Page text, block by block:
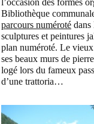
l’occasion des formes
Bibliothèque
parcours numéroté
sculptures et peintures
plan numéroté. Le
ses beaux murs de
logé lors du fameux
d’une trattoria…